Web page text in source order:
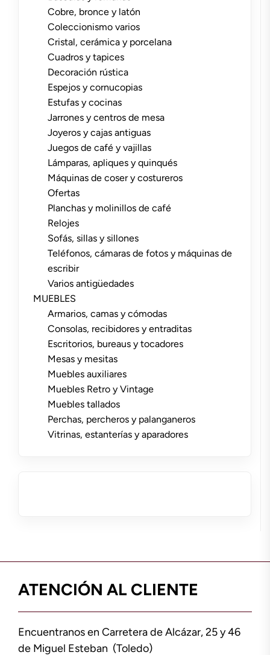
Cobre, bronce y latón
Coleccionismo varios
Cristal, cerámica y porcelana
Cuadros y tapices
Decoración rústica
Espejos y cornucopias
Estufas y cocinas
Jarrones y centros de mesa
Joyeros y cajas antiguas
Juegos de café y vajillas
Lámparas, apliques y quinqués
Máquinas de coser y costureros
Ofertas
Planchas y molinillos de café
Relojes
Sofás, sillas y sillones
Teléfonos, cámaras de fotos y máquinas de
escribir
Varios antigüedades
MUEBLES
Armarios, camas y cómodas
Consolas, recibidores y entraditas
Escritorios, bureaus y tocadores
Mesas y mesitas
Muebles auxiliares
Muebles Retro y Vintage
Muebles tallados
Perchas, percheros y palanganeros
Vitrinas, estanterías y aparadores
ATENCIÓN AL CLIENTE
Encuentranos en Carretera de Alcázar, 25 y 46
de Miguel Esteban (Toledo)